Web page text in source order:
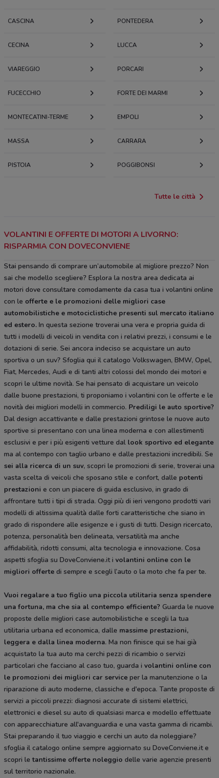
CASCINA PONTEDERA
CECINA LUCCA
VIAREGGIO PORCARI
FUCECCHIO FORTE DEI MARMI
MONTECATINI-TERME EMPOLI
MASSA CARRARA
PISTOIA POGGIBONSI
Tutte le città
VOLANTINI E OFFERTE DI MOTORI A LIVORNO:
RISPARMIA CON DOVECONVIENE
Stai pensando di comprare un’automobile al migliore prezzo? Non
sai che modello scegliere? Esplora la nostra area dedicata ai
motori dove consultare comodamente da casa tua i volantini online
con le offerte e le promozioni delle migliori case
automobilistiche e motociclistiche presenti sul mercato italiano
ed estero. In questa sezione troverai una vera e propria guida di
tutti i modelli di veicoli in vendita con i relativi prezzi, i consumi e le
dotazioni di serie. Sei ancora indeciso se acquistare un auto
sportiva o un suv? Sfoglia qui il catalogo Volkswagen, BMW, Opel,
Fiat, Mercedes, Audi e di tanti altri colossi del mondo dei motori e
scopri le ultime novità. Se hai pensato di acquistare un veicolo
dalle buone prestazioni, ti proponiamo i volantini con le offerte e le
novità dei migliori modelli in commercio. Prediligi le auto sportive?
Dal design accattivante e dalle prestazioni grintose le nuove auto
sportive si presentano con una linea moderna e con allestimenti
esclusivi e per i più esigenti vetture dal look sportivo ed elegante
ma al contempo con taglio urbano e dalle prestazioni incredibili. Se
sei alla ricerca di un suv, scopri le promozioni di serie, troverai una
vasta scelta di veicoli che sposano stile e confort, dalle potenti
prestazioni e con un piacere di guida esclusivo, in grado di
affrontare tutti i tipi di strada. Oggi più di ieri vengono prodotti vari
modelli di altissima qualità dalle forti caratteristiche che siano in
grado di rispondere alle esigenze e i gusti di tutti. Design ricercato,
potenza, personalità ben delineata, versatilità ma anche
affidabilità, ridotti consumi, alta tecnologia e innovazione. Cosa
aspetti sfoglia su DoveConviene.it i volantini online con le
migliori offerte di sempre e scegli l’auto o la moto che fa per te.
Vuoi regalare a tuo figlio una piccola utilitaria senza spendere
una fortuna, ma che sia al contempo efficiente? Guarda le nuove
proposte delle migliori case automobilistiche e scegli la tua
utilitaria urbana ed economica, dalle massime prestazioni,
leggera e dalla linea moderna. Ma non finisce qui se hai già
acquistato la tua auto ma cerchi pezzi di ricambio o servizi
particolari che facciano al caso tuo, guarda i volantini online con
le promozioni dei migliori car service per la manutenzione o la
riparazione di auto moderne, classiche e d'epoca. Tante proposte di
servizi a piccoli prezzi: diagnosi accurate di sistemi elettrici,
elettronici e diesel su auto di qualsiasi marca e modello effettuate
con apparecchiature all'avanguardia e una vasta gamma di ricambi.
Stai preparando il tuo viaggio e cerchi un auto da noleggiare?
sfoglia il catalogo online sempre aggiornato su DoveConviene.it e
scopri le tantissime offerte noleggio delle varie agenzie presenti
sul territorio nazionale.